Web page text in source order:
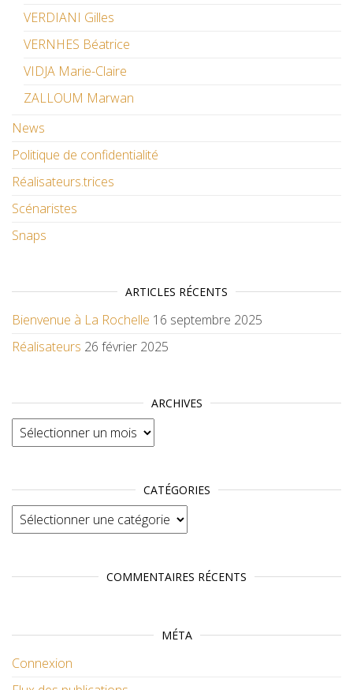
VERDIANI Gilles
VERNHES Béatrice
VIDJA Marie-Claire
ZALLOUM Marwan
News
Politique de confidentialité
Réalisateurs.trices
Scénaristes
Snaps
ARTICLES RÉCENTS
Bienvenue à La Rochelle 16 septembre 2025
Réalisateurs 26 février 2025
ARCHIVES
Archives
CATÉGORIES
Catégories
COMMENTAIRES RÉCENTS
MÉTA
Connexion